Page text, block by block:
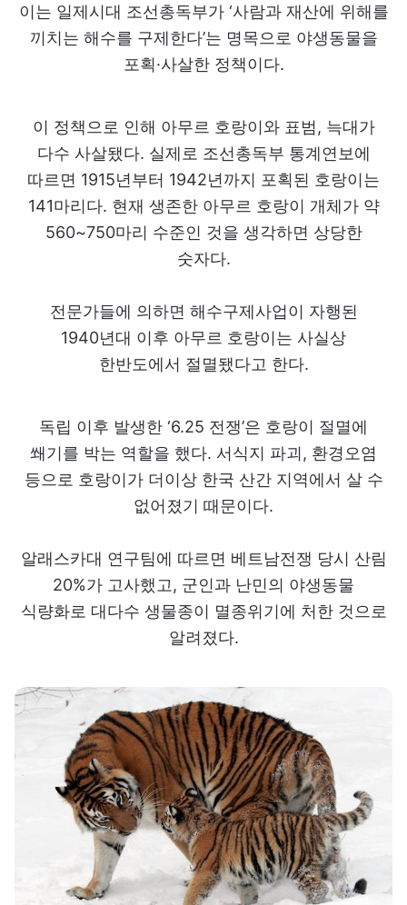
이는 일제시대 조선총독부가 ‘사람과 재산에 위해를
끼치는 해수를 구제한다’는 명목으로 야생동물을
포획·사살한 정책이다.
이 정책으로 인해 아무르 호랑이와 표범, 늑대가
다수 사살됐다. 실제로 조선총독부 통계연보에
따르면 1915년부터 1942년까지 포획된 호랑이는
141마리다. 현재 생존한 아무르 호랑이 개체가 약
560~750마리 수준인 것을 생각하면 상당한
숫자다.
전문가들에 의하면 해수구제사업이 자행된
1940년대 이후 아무르 호랑이는 사실상
한반도에서 절멸됐다고 한다.
독립 이후 발생한 ‘6.25 전쟁’은 호랑이 절멸에
쐐기를 박는 역할을 했다. 서식지 파괴, 환경오염
등으로 호랑이가 더이상 한국 산간 지역에서 살 수
없어졌기 때문이다.
알래스카대 연구팀에 따르면 베트남전쟁 당시 산림
20%가 고사했고, 군인과 난민의 야생동물
식량화로 대다수 생물종이 멸종위기에 처한 것으로
알려졌다.